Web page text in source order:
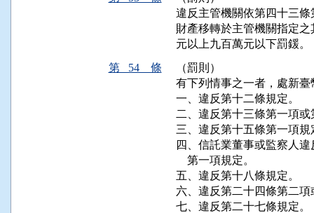
違反主管機關依第四十三
財產移轉於主管機關指定
元以上九百萬元以下罰鍰。
第 54 條
（罰則）
有下列情事之一者，處新
一、違反第十二條規定。
二、違反第十三條第一項
三、違反第十五條第一項規
四、信託業董事或監察人
    第一項規定。
五、違反第十八條規定。
六、違反第二十四條第二
七、違反第二十七條規定。